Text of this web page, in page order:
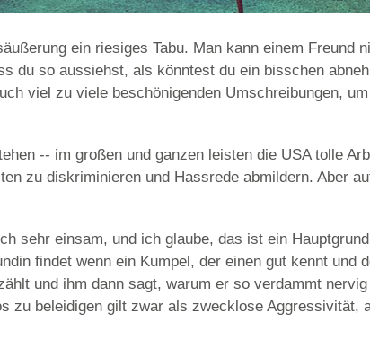
ein riesiges Tabu. Man kann einem Freund
du so aussiehst, als könntest du ein bisschen
viel zu viele beschönigenden Umschreibungen,
-- im großen und ganzen leisten die USA tolle
zu diskriminieren und Hassrede abmildern. Aber
sehr einsam, und ich glaube, das ist ein
findet wenn ein Kumpel, der einen gut kennt und
und ihm dann sagt, warum er so verdammt
zu beleidigen gilt zwar als zwecklose Aggressivität,